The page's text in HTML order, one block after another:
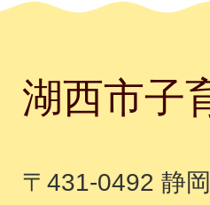
湖西市子
〒431-0492 静